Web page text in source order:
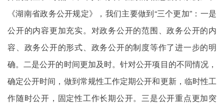
《湖南省政务公开规定》，我们主要做到“三个更加”：一是
公开的内容更加充实。对政务公开的范围、政务公开的内
容、政务公开的形式、政务公开的制度等作了进一步的明
确。二是公开的时间更加及时。针对公开项目的不同情况，
确定公开时间，做到常规性工作定期公开和更新，临时性工
作随时公开，固定性工作长期公开。三是公开重点更加突